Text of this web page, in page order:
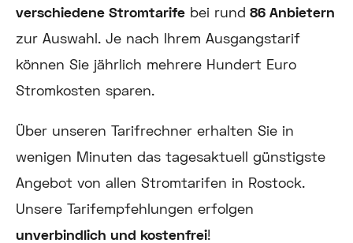
verschiedene Stromtarife bei rund 86 Anbietern
zur Auswahl. Je nach Ihrem Ausgangstarif
können Sie jährlich mehrere Hundert Euro
Stromkosten sparen.
Über unseren Tarifrechner erhalten Sie in
wenigen Minuten das tagesaktuell günstigste
Angebot von allen Stromtarifen in Rostock.
Unsere Tarifempfehlungen erfolgen
unverbindlich und kostenfrei!